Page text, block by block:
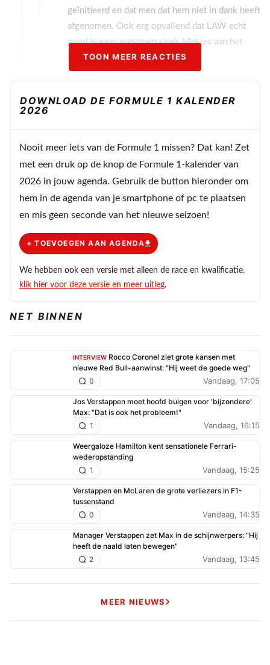
geïnitieerd en dat men dat hem niet in dank heeft
afgenomen. Ook erg opvallend dat LAW echt
goed is gaan presteren sinds Mekies aan het
roer staat.
MonsterEnergie
helemaal niet om met Helmut Marko te werken. Dat
werkt alleen als je max verstappen heet.
diablophotos
Denk dat je beter bij Alpine kan tekenen dan bij RedBull
13 augustus 2025 05:57
Geld en middelen kunnen een hoop doen, maar ik zou
Albon persoonlijk niet meer bij RBR willen zien, die heeft
echt wel zijn kansen gehad. Wie het ook zijn mag die
Lawson gedegradeerd heeft. Perez had daar gewoon
moeten blijven met al zijn ervaring. In plaats van de
stoelendans met coureurs te houden had RedbullRacing
er alles aan moeten doen om hun personeel te behouden.
zonder deze beste mensen kom je namelijk nog niet ver.
één woord : kaartenhuis; aan de piloten zal het echt niet
volgend jaar, wellicht is die auto ''makkelijker'' te
besturen en kan hij continu punten binnen halen voor het
TOON MEER REACTIES
DOWNLOAD DE FORMULE 1 KALENDER
2026
Nooit meer iets van de Formule 1 missen? Dat kan! Zet
met een druk op de knop de Formule 1-kalender van
2026 in jouw agenda. Gebruik de button hieronder om
hem in de agenda van je smartphone of pc te plaatsen
en mis geen seconde van het nieuwe seizoen!
+ TOEVOEGEN AAN AGENDA
We hebben ook een versie met alleen de race en kwalificatie.
klik hier voor deze versie en meer uitleg.
NET BINNEN
INTERVIEW Rocco Coronel ziet grote kansen met
nieuwe Red Bull-aanwinst: "Hij weet de goede weg"
Vandaag, 17:05
0
Jos Verstappen moet hoofd buigen voor 'bijzondere'
Max: "Dat is ook het probleem!"
Vandaag, 16:15
1
Weergaloze Hamilton kent sensationele Ferrari-
wederopstanding
Vandaag, 15:25
1
Verstappen en McLaren de grote verliezers in F1-
tussenstand
Vandaag, 14:35
0
Manager Verstappen zet Max in de schijnwerpers: "Hij
heeft de naald laten bewegen"
Vandaag, 13:45
2
MEER NIEUWS